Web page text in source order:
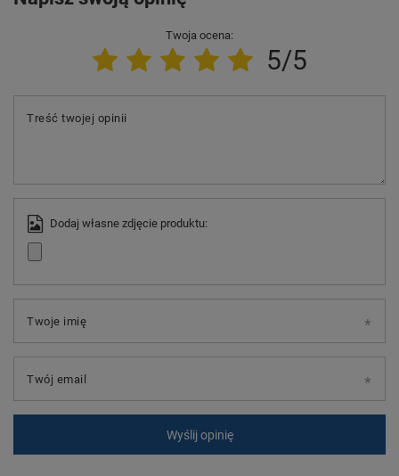
Twoja ocena:
5/5
Treść twojej opinii
Dodaj własne zdjęcie produktu:
Twoje imię
Twój email
Wyślij opinię